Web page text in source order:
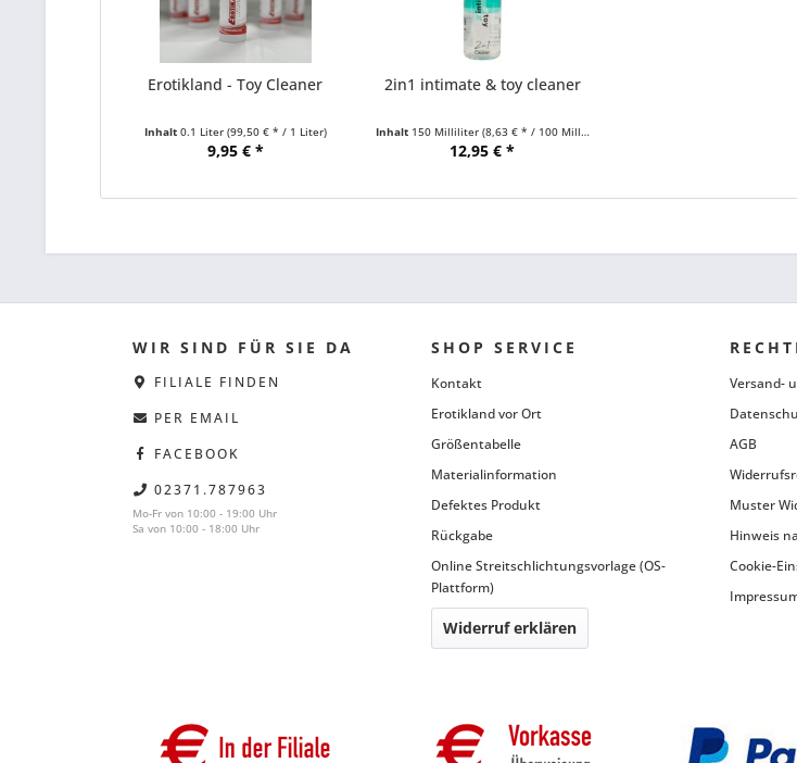
Erotikland - Toy Cleaner
Inhalt 0.1 Liter (99,50 € * / 1 Liter)
9,95 € *
2in1 intimate & toy cleaner
Inhalt 150 Milliliter (8,63 € * / 100 Milliliter)
12,95 € *
WIR SIND FÜR SIE DA
FILIALE FINDEN
PER EMAIL
FACEBOOK
02371.787963
Mo-Fr von 10:00 - 19:00 Uhr
Sa von 10:00 - 18:00 Uhr
SHOP SERVICE
Kontakt
Erotikland vor Ort
Größentabelle
Materialinformation
Defektes Produkt
Rückgabe
Online Streitschlichtungsvorlage (OS-
Plattform)
Widerruf erklären
Versand-
AGB
Muster
Hinweis
Cookie-